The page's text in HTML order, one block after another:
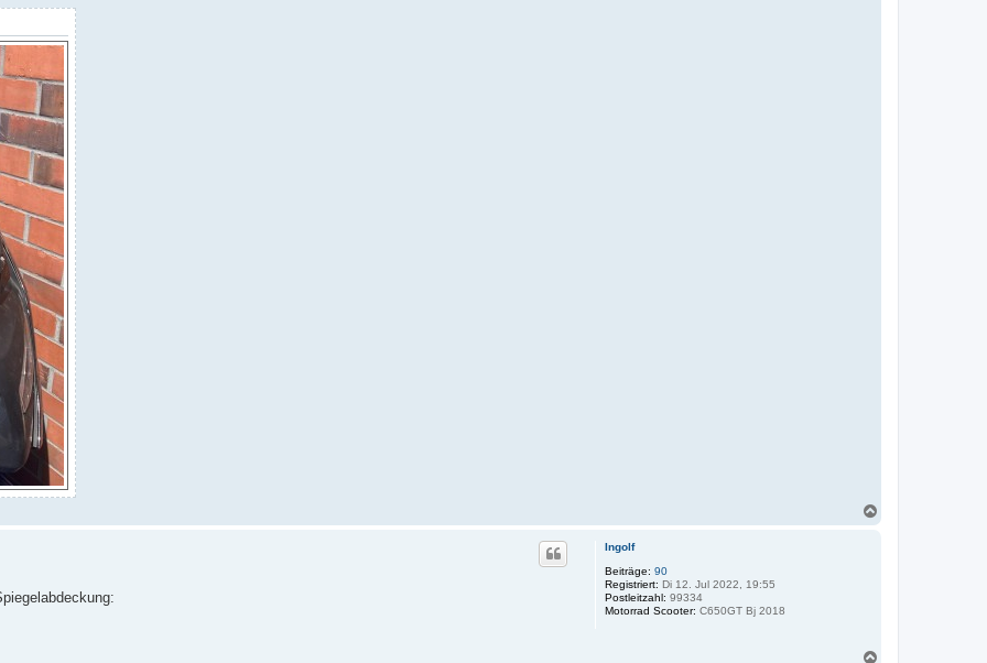
Ingolf
Beiträge: 90
Registriert: Di 12. Jul 2022, 19:55
Postleitzahl: 99334
Motorrad Scooter: C650GT Bj 2018